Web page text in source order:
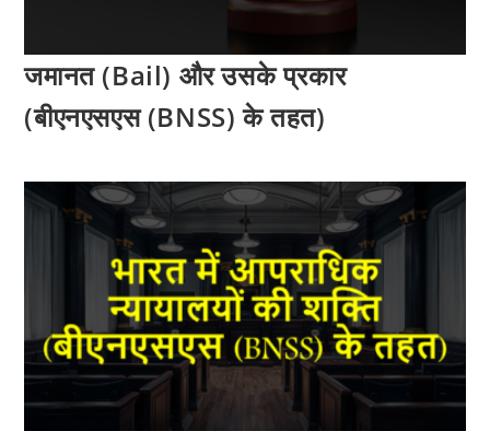
जमानत (Bail) और उसके प्रकार
(बीएनएसएस (BNSS) के तहत)